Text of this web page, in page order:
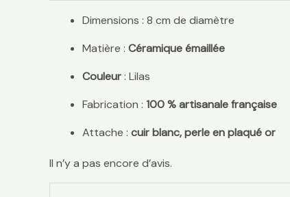
Dimensions : 8 cm de diamètre
Matière : Céramique émaillée
Couleur: Lilas
Fabrication : 100 % artisanale française
Attache : cuir blanc, perle en plaqué or
Il n’y a pas encore d’avis.